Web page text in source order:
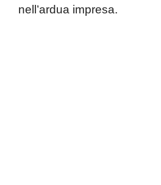
nell’ardua impresa.